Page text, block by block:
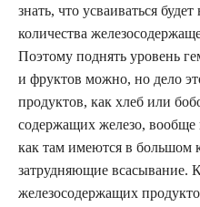
знать, что усваиваться
количества
Поэтому поднять уровень
и фруктов можно, но дело
продуктов, как хлеб или
содержащих железо, вообще
как там имеются в большом
затрудняющие всасывание.
железосодержащих